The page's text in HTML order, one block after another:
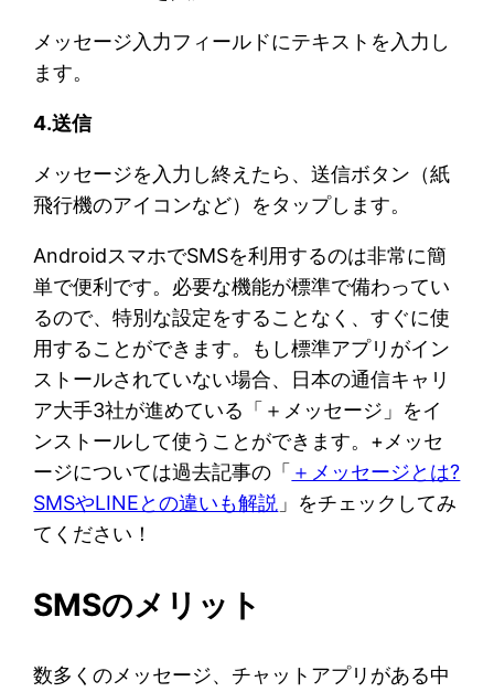
メッセージ入力フィールドにテキストを入力し
ます。
4.送信
メッセージを入力し終えたら、送信ボタン（紙
飛行機のアイコンなど）をタップします。
AndroidスマホでSMSを利用するのは非常に簡
単で便利です。必要な機能が標準で備わってい
るので、特別な設定をすることなく、すぐに使
用することができます。もし標準アプリがイン
ストールされていない場合、日本の通信キャリ
ア大手3社が進めている「＋メッセージ」をイ
ンストールして使うことができます。+メッセ
ージについては過去記事の「 ＋メッセージとは?
SMSやLINEとの違いも解説 」をチェックしてみ
てください！
SMSのメリット
数多くのメッセージ、チャットアプリがある中